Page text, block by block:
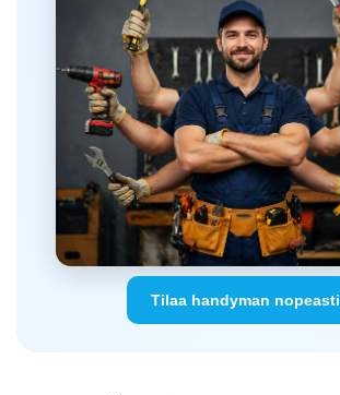
Tilaa handyman nopeasti